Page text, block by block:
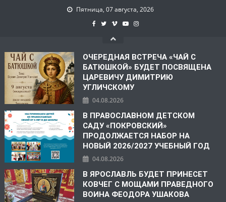
Пятница, 07 августа, 2026
ОЧЕРЕДНАЯ ВСТРЕЧА «ЧАЙ С
БАТЮШКОЙ» БУДЕТ ПОСВЯЩЕНА
ЦАРЕВИЧУ ДИМИТРИЮ
УГЛИЧСКОМУ
04.08.2026
В ПРАВОСЛАВНОМ ДЕТСКОМ
САДУ «ПОКРОВСКИЙ»
ПРОДОЛЖАЕТСЯ НАБОР НА
НОВЫЙ 2026/2027 УЧЕБНЫЙ ГОД
04.08.2026
В ЯРОСЛАВЛЬ БУДЕТ ПРИНЕСЕТ
КОВЧЕГ С МОЩАМИ ПРАВЕДНОГО
ВОИНА ФЕОДОРА УШАКОВА